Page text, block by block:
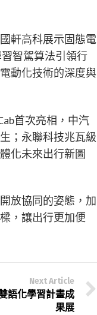
軒高科展示固態電
智駕算法引領行
動化技術的深度與
首次亮相，中汽
；永聯科技兆瓦級
化未來出行新圖
放協同的姿態，加
，讓出行更加便
Next Article
語化學習計畫成
果展